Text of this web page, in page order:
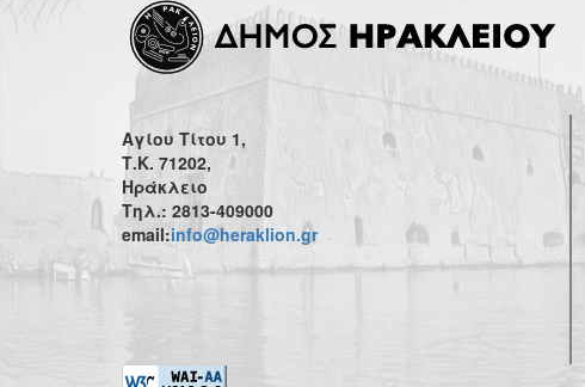
Αγίου Τίτου 1,
Τ.Κ. 71202,
Ηράκλειο
Τηλ.: 2813-409000
email:info@heraklion.gr